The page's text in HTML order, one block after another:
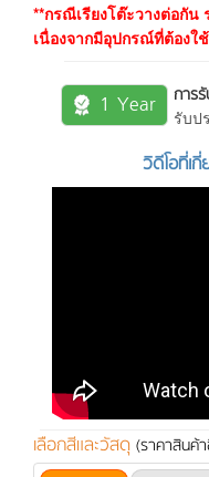
**กรณีเรียงโต๊ะวางต่อกัน
เนื่องจากมีอุปกรณ์ที่ต้องใ
1 Year การ
รับป
วิดีโอที่เ
เลือกสีและวัสดุ (ราคาสินค้